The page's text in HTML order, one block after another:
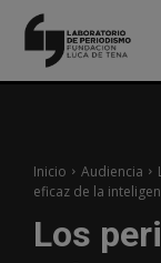
Inicio Audiencia
eficaz de la
Los